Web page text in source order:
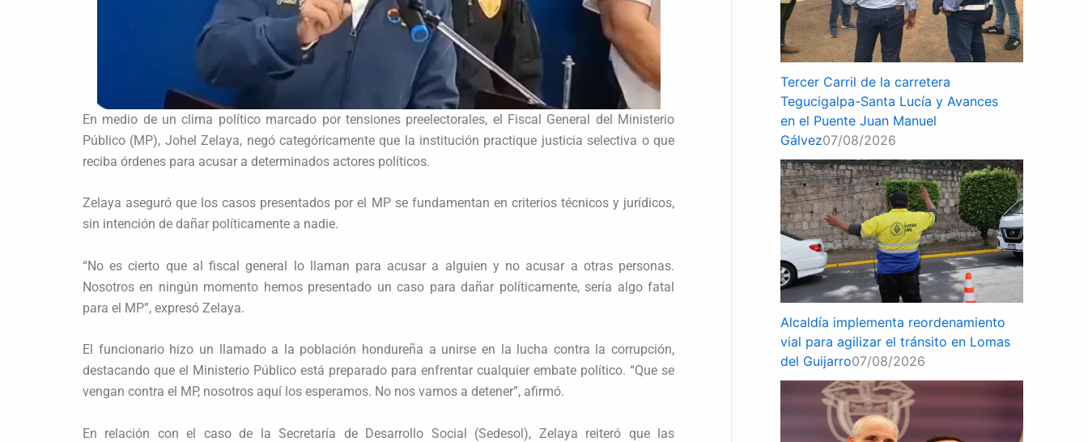
En medio de un clima político marcado por tensiones preelectorales, el Fiscal General del Ministerio
Público (MP), Johel Zelaya, negó categóricamente que la institución practique justicia selectiva o que
reciba órdenes para acusar a determinados actores políticos.
Zelaya aseguró que los casos presentados por el MP se fundamentan en criterios técnicos y jurídicos,
sin intención de dañar políticamente a nadie.
“No es cierto que al fiscal general lo llaman para acusar a alguien y no acusar a otras personas.
Nosotros en ningún momento hemos presentado un caso para dañar políticamente, sería algo fatal
para el MP”, expresó Zelaya.
El funcionario hizo un llamado a la población hondureña a unirse en la lucha contra la corrupción,
destacando que el Ministerio Público está preparado para enfrentar cualquier embate político. “Que se
vengan contra el MP, nosotros aquí los esperamos. No nos vamos a detener”, afirmó.
En relación con el caso de la Secretaría de Desarrollo Social (Sedesol), Zelaya reiteró que las
Tercer Carril de la carretera
Tegucigalpa-Santa Lucía y Avances
en el Puente Juan Manuel
Gálvez07/08/2026
Alcaldía implementa reordenamiento
vial para agilizar el tránsito en Lomas
del Guijarro07/08/2026